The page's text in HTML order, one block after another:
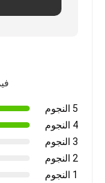
5 النجوم
4 النجوم
3 النجوم
2 النجوم
1 النجوم